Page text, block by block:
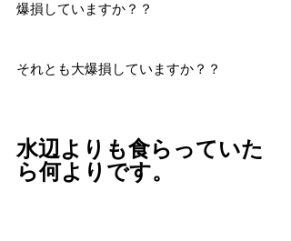
爆損していますか？？
それとも大爆損していますか？？
水辺よりも食らっていた
ら何よりです。